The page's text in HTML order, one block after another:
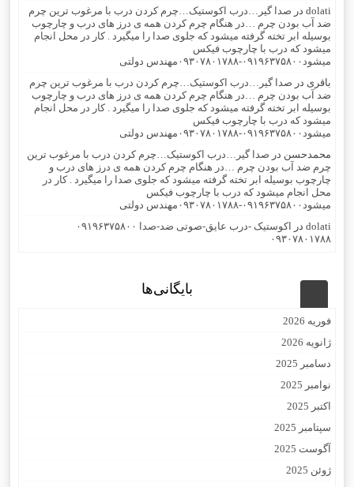
dolati در صدا گیر…درب اکوستیک…چرم کردن درب با مرغوب ترین چرم
ضد آب بودن چرم …در هنگام چرم کردن همه ی درز های درب و چارچوب
بوسیله ابر تخته گرفته میشود که جلوی صدا را میگیرد . کار در محل انجام
میشود که درب با چارچوب فیکس
میشود۰۹۱۹۶۳۷۵۸۰۰-۰۹۳۰۷۸۰۱۷۸۸مهندس دولتی
باقری در صدا گیر…درب اکوستیک…چرم کردن درب با مرغوب ترین چرم
ضد آب بودن چرم …در هنگام چرم کردن همه ی درز های درب و چارچوب
بوسیله ابر تخته گرفته میشود که جلوی صدا را میگیرد . کار در محل انجام
میشود که درب با چارچوب فیکس
میشود۰۹۱۹۶۳۷۵۸۰۰-۰۹۳۰۷۸۰۱۷۸۸مهندس دولتی
محمدحسن در صدا گیر…درب اکوستیک…چرم کردن درب با مرغوب ترین
چرم ضد آب بودن چرم …در هنگام چرم کردن همه ی درز های درب و
چارچوب بوسیله ابر تخته گرفته میشود که جلوی صدا را میگیرد . کار در
محل انجام میشود که درب با چارچوب فیکس
میشود۰۹۱۹۶۳۷۵۸۰۰-۰۹۳۰۷۸۰۱۷۸۸مهندس دولتی
dolati در
اکوستیک -درب عایق-صوتی ضد-صدا ۰۹۱۹۶۳۷۵۸۰۰
۰۹۳۰۷۸۰۱۷۸۸
بایگانی‌ها
فوریه 2026
ژانویه 2026
دسامبر 2025
نوامبر 2025
اکتبر 2025
سپتامبر 2025
آگوست 2025
ژوئن 2025